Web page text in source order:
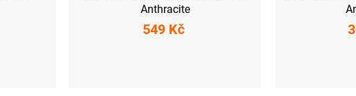
Anthracite
549 Kč